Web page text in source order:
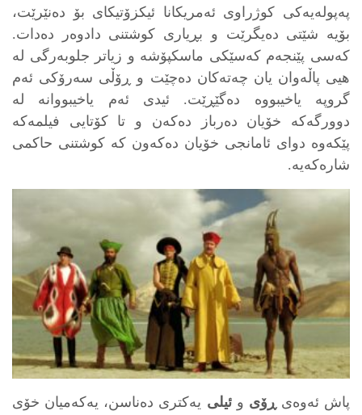
په‌پوله‌یه‌کی کوژراوی ئه‌مریکانا ئیکزۆتیکای بۆ ده‌نێرێت،
بۆیه‌ شێتی ده‌یگرێت و بڕیاری کوشتنی دادوەر ده‌دات.
که‌سی پێنجه‌م که‌سێکی ماسکپۆشه‌ و زیاتر جلوبه‌رگی له‌
هیی پاڵه‌وان یان چه‌ته‌کان ده‌چێت و ڕۆڵی سه‌رۆکی ئه‌م
گروپه‌ یاخیبووه‌ ده‌گێڕێت. ئیدی ئه‌م یاخیبووانه‌ له‌
دوورگه‌که‌ خۆیان ده‌رباز ده‌که‌ن و تا کۆتایی فیلمه‌که‌
پێکه‌وه‌ دوای ئامانجی خۆیان ده‌که‌ون که‌ کوشتنی حاکمی
شاره‌که‌یه‌.
پاش ئه‌وه‌ی ڕۆی وئیلی یه‌کتری ده‌ناسن، یه‌که‌میان خۆی